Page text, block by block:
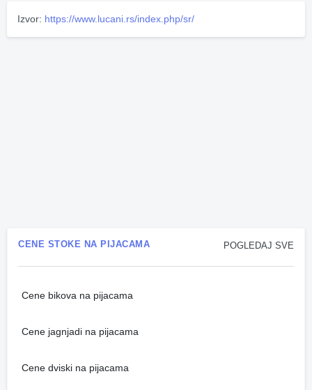
Izvor: https://www.lucani.rs/index.php/sr/
POGLEDAJ SVE
CENE STOKE NA PIJACAMA
Cene bikova na pijacama
Cene jagnjadi na pijacama
Cene dviski na pijacama